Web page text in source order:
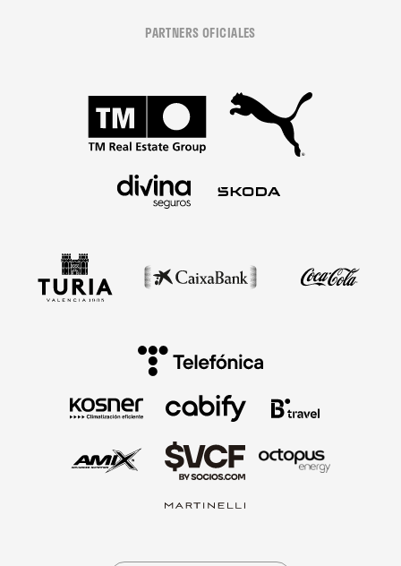
PARTNERS OFICIALES